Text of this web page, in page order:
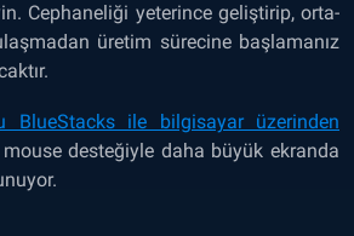
Cephaneliği yeterince geliştirip, orta-
üretim sürecine başlamanız
BlueStacks ile bilgisayar üzerinden
desteğiyle daha büyük ekranda